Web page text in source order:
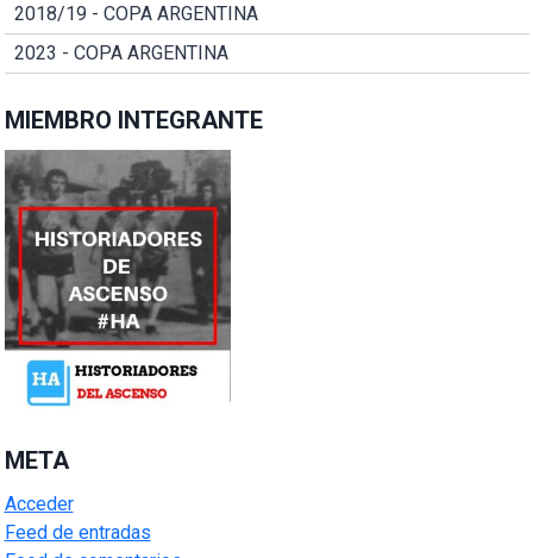
2018/19 - COPA ARGENTINA
2023 - COPA ARGENTINA
MIEMBRO INTEGRANTE
META
Acceder
Feed de entradas